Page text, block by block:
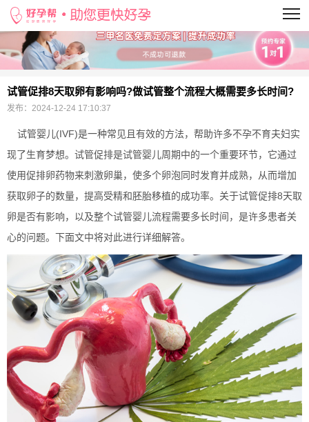
当前位置：
试管促排8天取卵有影响吗?做试管整个流程大概需要多长时间?
发布： 2024-12-24 17:10:37
试管婴儿(IVF)是一种常见且有效的方法，帮助许多不孕不育夫妇实
现了生育梦想。试管促排是试管婴儿周期中的一个重要环节，它通过
使用促排卵药物来刺激卵巢，使多个卵泡同时发育并成熟，从而增加
获取卵子的数量，提高受精和胚胎移植的成功率。关于试管促排8天取
卵是否有影响，以及整个试管婴儿流程需要多长时间，是许多患者关
心的问题。下面文中将对此进行详细解答。